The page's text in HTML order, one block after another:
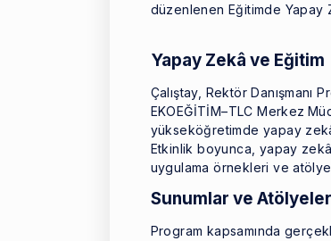
düzenlenen Eğitimde Yapay
Yapay Zekâ ve Eğitim
Çalıştay, Rektör Danışmanı
EKOEĞİTİM–TLC Merkez
yükseköğretimde yapay
Etkinlik boyunca, yapay
uygulama örnekleri ve atölye
Sunumlar ve
Program kapsamında